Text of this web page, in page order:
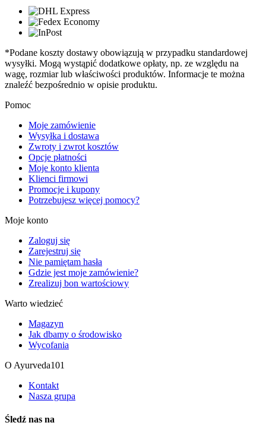
*Podane koszty dostawy obowiązują w przypadku standardowej
wysyłki. Mogą wystąpić dodatkowe opłaty, np. ze względu na
wagę, rozmiar lub właściwości produktów. Informacje te można
znaleźć bezpośrednio w opisie produktu.
Pomoc
Moje zamówienie
Wysyłka i dostawa
Zwroty i zwrot kosztów
Opcje płatności
Moje konto klienta
Klienci firmowi
Promocje i kupony
Potrzebujesz więcej pomocy?
Moje konto
Zaloguj się
Zarejestruj się
Nie pamiętam hasła
Gdzie jest moje zamówienie?
Zrealizuj bon wartościowy
Warto wiedzieć
Magazyn
Jak dbamy o środowisko
Wycofania
O Ayurveda101
Kontakt
Nasza grupa
Śledź nas na